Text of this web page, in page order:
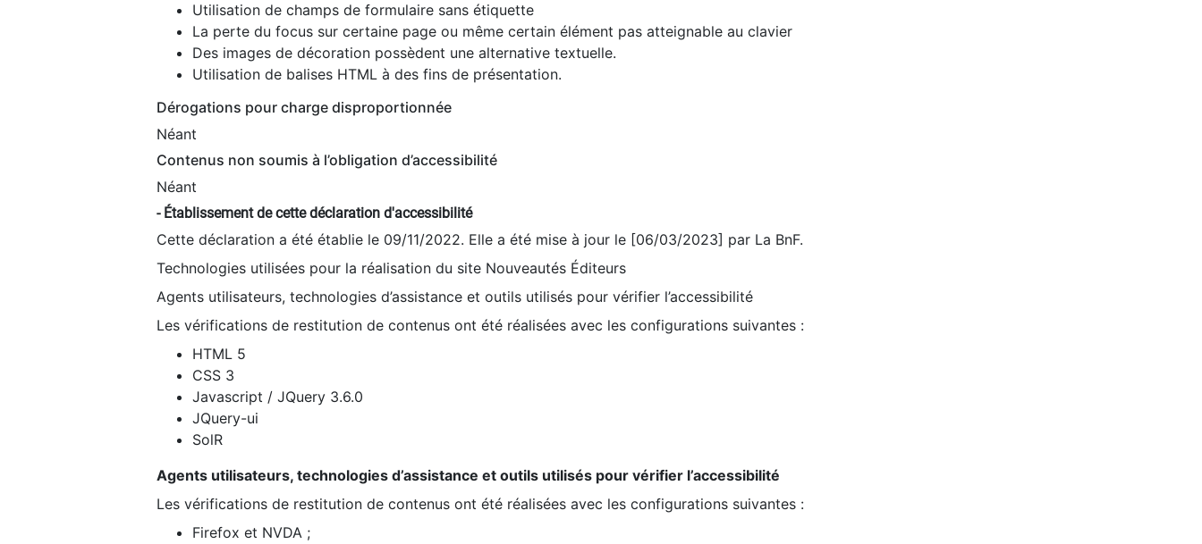
Utilisation de champs de formulaire sans étiquette
La perte du focus sur certaine page ou même certain élément pas atteignable au clavier
Des images de décoration possèdent une alternative textuelle.
Utilisation de balises HTML à des fins de présentation.
Dérogations pour charge disproportionnée
Néant
Contenus non soumis à l’obligation d’accessibilité
Néant
- Établissement de cette déclaration d'accessibilité
Cette déclaration a été établie le 09/11/2022. Elle a été mise à jour le [06/03/2023] par La BnF.
Technologies utilisées pour la réalisation du site Nouveautés Éditeurs
Agents utilisateurs, technologies d’assistance et outils utilisés pour vérifier l’accessibilité
Les vérifications de restitution de contenus ont été réalisées avec les configurations suivantes :
HTML 5
CSS 3
Javascript / JQuery 3.6.0
JQuery-ui
SolR
Agents utilisateurs, technologies d’assistance et outils utilisés pour vérifier l’accessibilité
Les vérifications de restitution de contenus ont été réalisées avec les configurations suivantes :
Firefox et NVDA ;